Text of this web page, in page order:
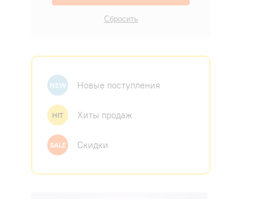
NEW Новые поступления
HIT Хиты продаж
SALE Скидки